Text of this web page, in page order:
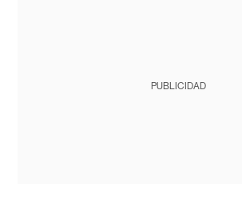
PUBLICIDAD